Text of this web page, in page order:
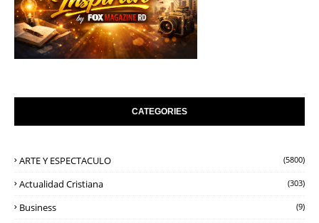
CATEGORIES
ARTE Y ESPECTACULO (5800)
Actualidad Cristiana (303)
Business (9)